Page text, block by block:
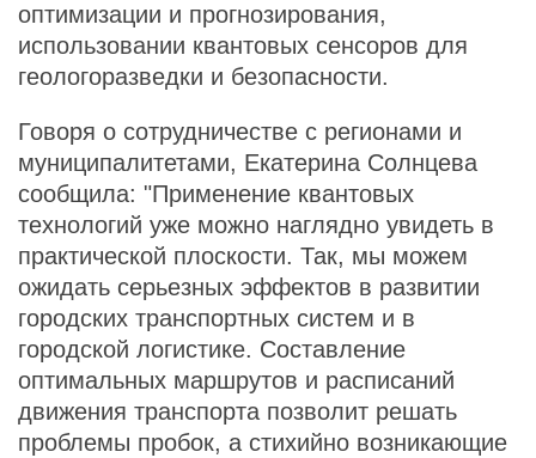
оптимизации и прогнозирования,
использовании квантовых сенсоров для
геологоразведки и безопасности.
Говоря о сотрудничестве с регионами и
муниципалитетами, Екатерина Солнцева
сообщила: "Применение квантовых
технологий уже можно наглядно увидеть в
практической плоскости. Так, мы можем
ожидать серьезных эффектов в развитии
городских транспортных систем и в
городской логистике. Составление
оптимальных маршрутов и расписаний
движения транспорта позволит решать
проблемы пробок, а стихийно возникающие